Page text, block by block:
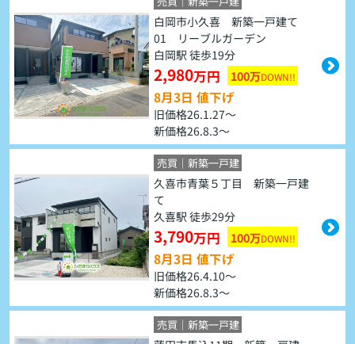
白岡市小久喜 新築一戸建て
01 リーブルガーデン
白岡駅 徒歩19分
2,980万円 100万DOWN!!
8月3日 値下げ
旧価格26.1.27～
新価格26.8.3～
売買｜新築一戸建
久喜市青葉５丁目 新築一戸建
て
久喜駅 徒歩29分
3,790万円 100万DOWN!!
8月3日 値下げ
旧価格26.4.10～
新価格26.8.3～
売買｜新築一戸建